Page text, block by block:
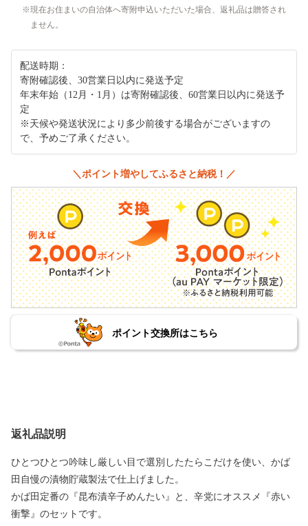
現在お住まいの自治体へ寄附申込いただいた場合、返礼品は贈答され
ません。
配送時期：
寄附確認後、30営業日以内に発送予定
年末年始（12月・1月）は寄附確認後、60営業日以内に発送予
定
※天候や発送状況により多少前後する場合がございますの
で、予めご了承ください。
＼ポイント増やしてふるさと納税！／
ポイント交換所はこちら
返礼品説明
ひとつひとつ吟味し厳しい目で選別したたらこだけを使い、かば
田自慢の漬物貯蔵製法で仕上げました。
かば田定番の『昆布漬辛子めんたい』と、辛党にオススメ『赤い
衝撃』のセットです。